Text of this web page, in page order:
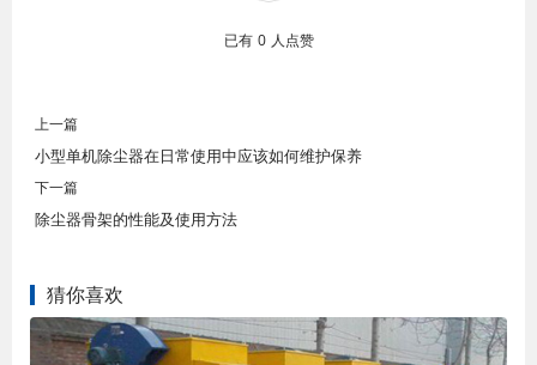
已有 0 人点赞
上一篇
小型单机除尘器在日常使用中应该如何维护保养
下一篇
除尘器骨架的性能及使用方法
猜你喜欢